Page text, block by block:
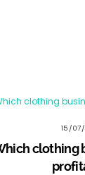
15/
clothing